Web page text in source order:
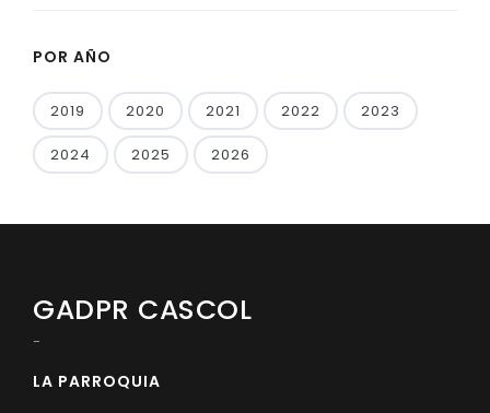
POR AÑO
2019 2020 2021 2022 2023
2024 2025 2026
GADPR CASCOL
-
LA PARROQUIA